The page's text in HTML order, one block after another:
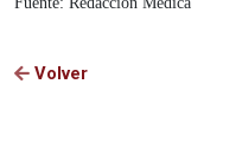
Volver